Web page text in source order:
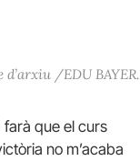
d’arxiu /EDU BAYER.
que el curs
no m’acaba